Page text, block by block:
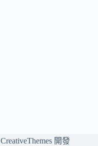
CreativeThemes 開發